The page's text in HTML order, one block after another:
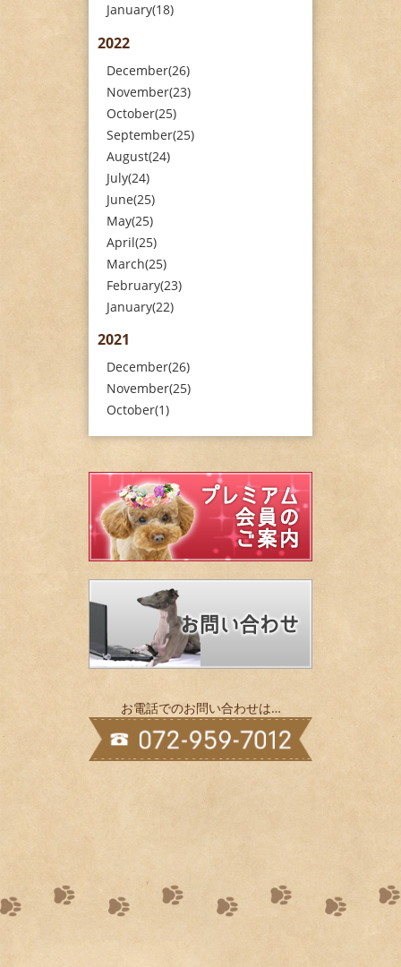
January(18)
2022
December(26)
November(23)
October(25)
September(25)
August(24)
July(24)
June(25)
May(25)
April(25)
March(25)
February(23)
January(22)
2021
December(26)
November(25)
October(1)
お電話でのお問い合わせは…